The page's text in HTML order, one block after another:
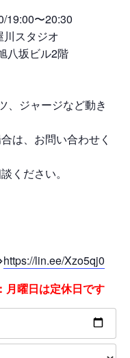
19:00〜20:30
スタジオ
八坂ビル2階
、ジャージなど動き
は、お問い合わせく
ください。
https://lin.ee/Xzo5qj0
曜日は定休日です